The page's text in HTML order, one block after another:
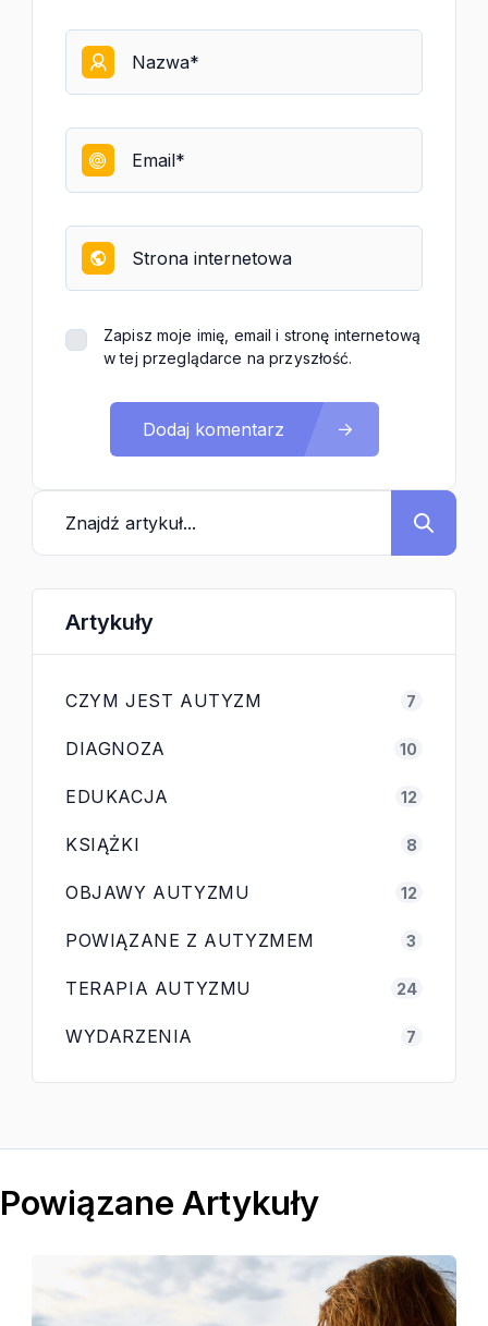
Zapisz moje imię, email i stronę internetową
w tej przeglądarce na przyszłość.
Dodaj komentarz
Artykuły
CZYM JEST AUTYZM 7
DIAGNOZA 10
EDUKACJA 12
KSIĄŻKI 8
OBJAWY AUTYZMU 12
POWIĄZANE Z AUTYZMEM 3
TERAPIA AUTYZMU 24
WYDARZENIA 7
Powiązane Artykuły